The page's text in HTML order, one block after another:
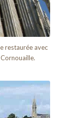
restaurée avec